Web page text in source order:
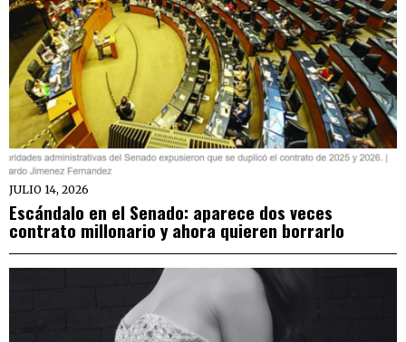
JULIO 14, 2026
Escándalo en el Senado: aparece dos veces
contrato millonario y ahora quieren borrarlo